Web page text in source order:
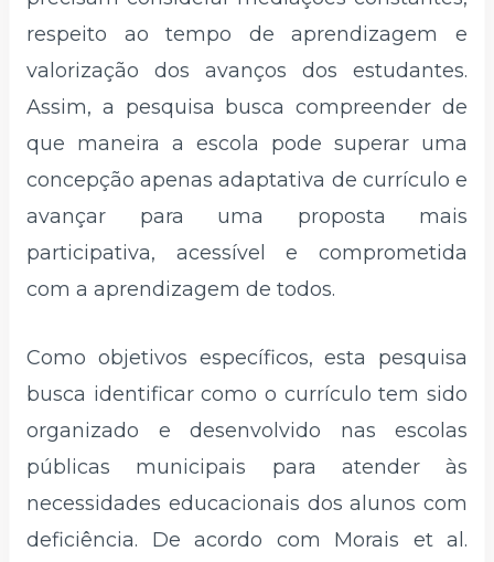
respeito ao tempo de aprendizagem e
valorização dos avanços dos estudantes.
Assim, a pesquisa busca compreender de
que maneira a escola pode superar uma
concepção apenas adaptativa de currículo e
avançar para uma proposta mais
participativa, acessível e comprometida
com a aprendizagem de todos.
Como objetivos específicos, esta pesquisa
busca identificar como o currículo tem sido
organizado e desenvolvido nas escolas
públicas municipais para atender às
necessidades educacionais dos alunos com
deficiência. De acordo com Morais et al.